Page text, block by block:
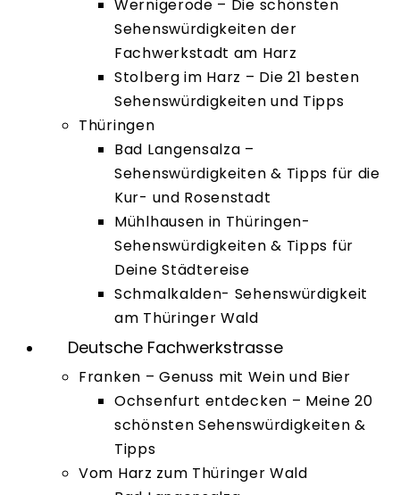
Wernigerode – Die schönsten
Sehenswürdigkeiten der
Fachwerkstadt am Harz
Stolberg im Harz – Die 21 besten
Sehenswürdigkeiten und Tipps
Thüringen
Bad Langensalza –
Sehenswürdigkeiten & Tipps für die
Kur- und Rosenstadt
Mühlhausen in Thüringen-
Sehenswürdigkeiten & Tipps für
Deine Städtereise
Schmalkalden- Sehenswürdigkeit
am Thüringer Wald
Deutsche Fachwerkstrasse
Franken – Genuss mit Wein und Bier
Ochsenfurt entdecken – Meine 20
schönsten Sehenswürdigkeiten &
Tipps
Vom Harz zum Thüringer Wald